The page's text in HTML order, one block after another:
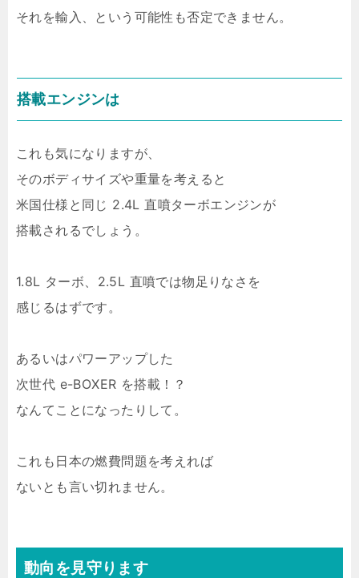
それを輸入、という可能性も否定できません。
搭載エンジンは
これも気になりますが、
そのボディサイズや重量を考えると
米国仕様と同じ 2.4L 直噴ターボエンジンが
搭載されるでしょう。
1.8L ターボ、2.5L 直噴では物足りなさを
感じるはずです。
あるいはパワーアップした
次世代 e-BOXER を搭載！？
なんてことになったりして。
これも日本の燃費問題を考えれば
ないとも言い切れません。
動向を見守ります